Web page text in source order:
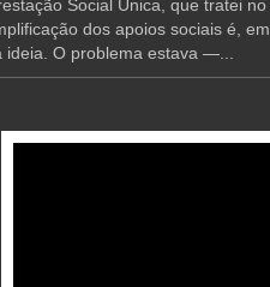
Social Única, que tratei no
dos apoios sociais é, em
O problema estava —...